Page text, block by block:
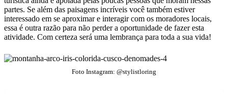
partes. Se além das paisagens incríveis você também estiver
interessado em se aproximar e interagir com os moradores locais,
essa é outra razão para não perder a oportunidade de fazer esta
atividade. Com certeza será uma lembrança para toda a sua vida!
Foto Instagram: @stylistloring